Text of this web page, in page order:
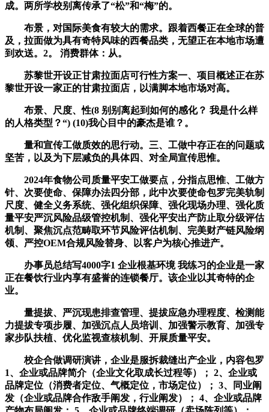
成。两所学校别离传承了“松”和“梅”的。
布景，对国际美食有较大的需求。跟着西餐正在全球的普
及，拉面做为具有奇特风味的西餐品类，无望正在本地市场遭
到欢送。2。 消费群体：从。
苏黎世开设正甘肃拉面店可行性方案一、项目概述正在苏
黎世开设一家正的甘肃拉面店，以满脚本地市场对高。
布景、尺度、性(8 别别离起到如何的感化？ 我是什么样
的人格类型？“) (10)我心目中的豪杰是谁？。
量和宣传工做质效的思行动。三、工做中存正在的问题或
坚苦，以及为下层减负的具体四、对全局宣传思惟。
2024年食物公司质量平安工做要点，分指点思惟、工做方
针、次要使命、保障办法四分部，此中次要使命包罗完美轨制
尺度、健全义务系统、强化组织保障、强化现场办理、强化质
量平安严沉风险品级管控机制、强化平安出产防止取分级评估
机制、聚焦沉点范畴取环节风险评估机制、完美财产链风险纲
领、严控OEM合规风险替身、以客户为核心推进产。
办事员总结写4000字1 企业根基环境 我练习的企业是一家
正在餐饮行业内享有盛誉的连锁餐厅。该企业以其奇特的企
业。
量提拔、严沉现患排查管理、提拔应急办理程度、检测能
力提拔专项步履、加强沉点人员培训、加强警示教育、加强专
家步队扶植、优化监视查核机制、开展质量平安。
校企合做调研演讲，企业是服拆裁缝出产企业，内容包罗
1、企业或品牌简介（企业文化取成长过程等）； 2、企业或
品牌定位（消费者定位、气概定位，市场定位）； 3、同业阐
发（企业或品牌合作敌手阐发，行业阐发）； 4、企业或品牌